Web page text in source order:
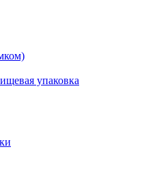
упаковка